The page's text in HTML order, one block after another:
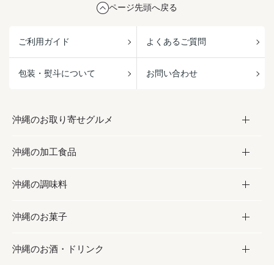
ページ先頭へ戻る
ご利用ガイド よくあるご質問
包装・熨斗について お問い合わせ
沖縄のお取り寄せグルメ
お取り寄せグルメ
フルーツ・野菜
お肉
海産物
沖縄の加工食品
加工食品
缶詰／パウチ
沖縄料理
沖縄の調味料
調味料
砂糖／黒砂糖
沖縄のお菓子
お菓子
沖縄のお酒・ドリンク